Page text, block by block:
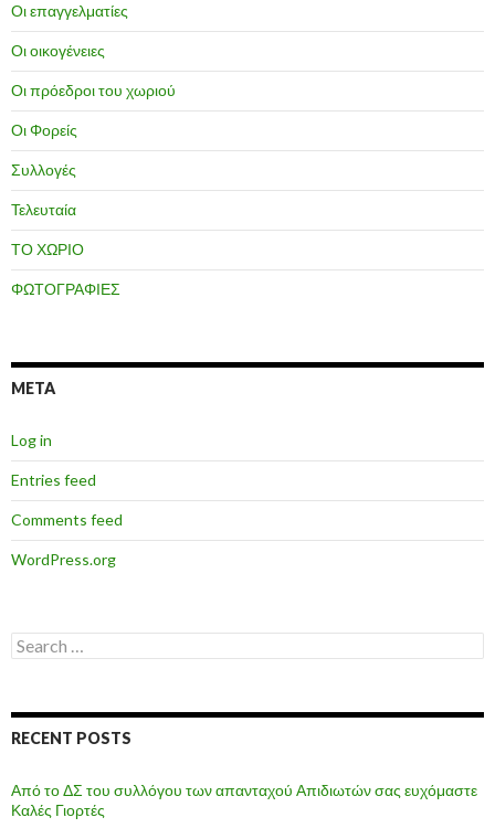
Οι επαγγελματίες
Οι οικογένειες
Οι πρόεδροι του χωριού
Οι Φορείς
Συλλογές
Τελευταία
ΤΟ ΧΩΡΙΟ
ΦΩΤΟΓΡΑΦΙΕΣ
META
Log in
Entries feed
Comments feed
WordPress.org
Search
for:
RECENT POSTS
Από το ΔΣ του συλλόγου των απανταχού Απιδιωτών σας ευχόμαστε
Καλές Γιορτές